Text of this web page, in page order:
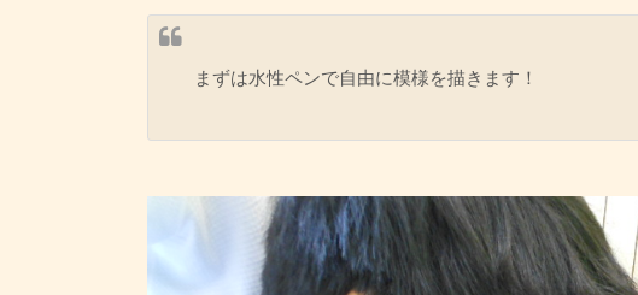
まずは水性ペンで自由に模様を描きます！